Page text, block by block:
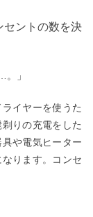
セントの数を決
」
イヤーを使うた
りの充電をした
や電気ヒーター
ります。コンセ